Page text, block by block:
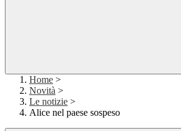
Home >
Novità >
Le notizie >
Alice nel paese sospeso